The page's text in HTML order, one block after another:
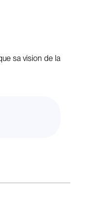
sa vision de la